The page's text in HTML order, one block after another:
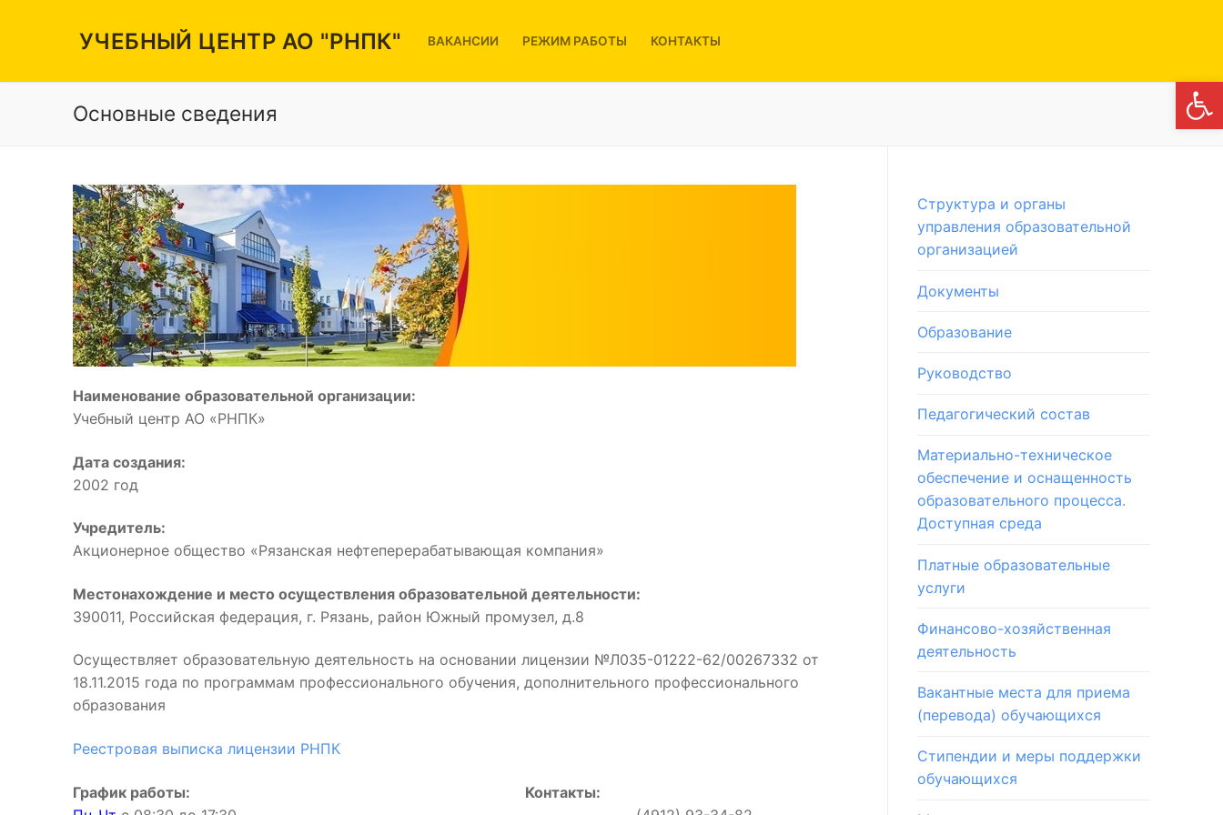
УЧЕБНЫЙ ЦЕНТР АО "РНПК" ВАКАНСИИ РЕЖИМ РАБОТЫ КОНТАКТЫ
Вакансии
Режим работы
Контакты
Основные сведения
Наименование образовательной организации:
Учебный центр АО «РНПК»
Дата создания:
2002 год
Учредитель:
Акционерное общество «Рязанская нефтеперерабатывающая компания»
Местонахождение и место осуществления образовательной деятельности:
390011, Российская федерация, г. Рязань, район Южный промузел, д.8
Осуществляет образовательную деятельность на основании лицензии №Л035-01222-62/00267332 от
18.11.2015 года по программам профессионального обучения, дополнительного профессионального
образования
Реестровая выписка лицензии РНПК
График работы: Контакты:
Структура и органы
управления образовательной
организацией
Документы
Образование
Руководство
Педагогический состав
Материально-техническое
обеспечение и оснащенность
образовательного процесса.
Доступная среда
Платные образовательные
услуги
Финансово-хозяйственная
деятельность
Вакантные места для приема
(перевода) обучающихся
Стипендии и меры поддержки
обучающихся